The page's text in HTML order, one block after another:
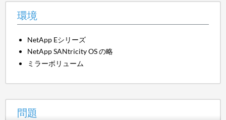
環境
NetApp Eシリーズ
NetApp SANtricity OS の略
ミラーボリューム
問題